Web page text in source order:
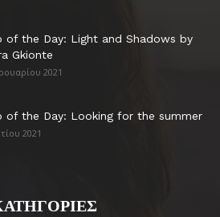
of the Day: Light and Shadows by
Gkionte
2021
of the Day: Looking for the summer
2021